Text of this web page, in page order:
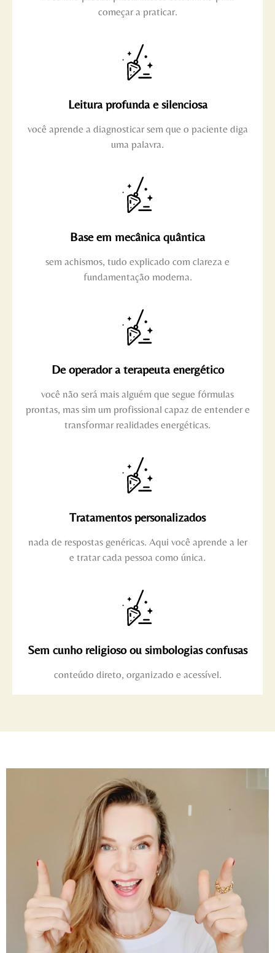
começar a praticar.
Leitura profunda e silenciosa
você aprende a diagnosticar sem que o paciente diga
uma palavra.
Base em mecânica quântica
sem achismos, tudo explicado com clareza e
fundamentação moderna.
De operador a terapeuta energético
você não será mais alguém que segue fórmulas
prontas, mas sim um profissional capaz de entender e
transformar realidades energéticas.
Tratamentos personalizados
nada de respostas genéricas. Aqui você aprende a ler
e tratar cada pessoa como única.
Sem cunho religioso ou simbologias confusas
conteúdo direto, organizado e acessível.